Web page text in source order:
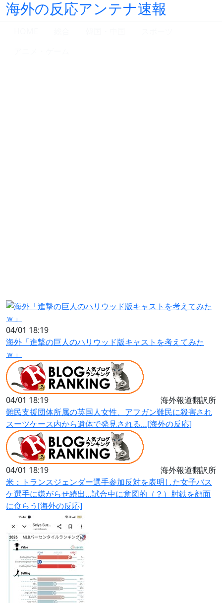
海外の反応アンテナ速報
04/01 18:19
海外「進撃の巨人のハリウッド版キャストを考えてみた
ｗ」
04/01 18:19
海外報道翻訳所
難民支援団体所属の英国人女性、アフガン難民に殺害され
スーツケース内から遺体で発見される…[海外の反応]
04/01 18:19
海外報道翻訳所
米：トランスジェンダー選手参加反対を表明した女子バス
ケ選手に嫌がらせ続出…試合中に意図的（？）肘鉄を顔面
に食らう[海外の反応]